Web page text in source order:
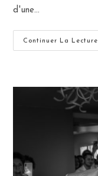
d'une…
Continuer La Lecture